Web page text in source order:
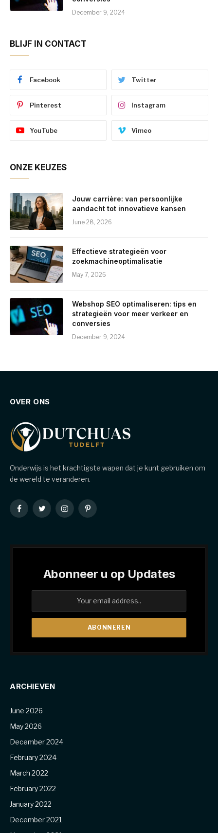
December 9, 2024
BLIJF IN CONTACT
Facebook Twitter
Pinterest Instagram
YouTube Vimeo
ONZE KEUZES
Jouw carrière: van persoonlijke
aandacht tot innovatieve kansen
June 28, 2026
Effectieve strategieën voor
zoekmachineoptimalisatie
May 7, 2026
Webshop SEO optimaliseren: tips en
strategieën voor meer verkeer en
conversies
December 9, 2024
OVER ONS
Onderwijs is het krachtigste wapen dat je kunt gebruiken om
de wereld te veranderen.
FacebookTwitterInstagramPinterest
Abonneer u op Updates
ARCHIEVEN
June 2026
May 2026
December 2024
February 2024
March 2022
February 2022
January 2022
December 2021